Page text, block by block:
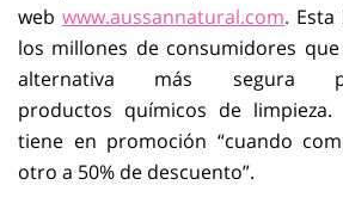
web www.aussannatural.com.
los millones de consumidores
alternativa más segura
productos químicos de
tiene en promoción “cuando
otro a 50% de descuento”.